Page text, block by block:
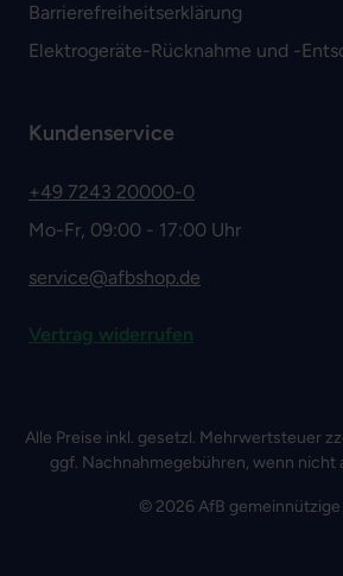
Barrierefreiheitserklärung
Elektrogeräte-Rücknahme und -
Kundenservice
+49 7243 20000-0
Mo-Fr, 09:00 - 17:00 Uhr
service@afbshop.de
Vertrag widerrufen
Alle Preise inkl. gesetzl. Mehrwertsteuer
ggf. Nachnahmegebühren, wenn nicht
© 2026 AfB gemeinnützige